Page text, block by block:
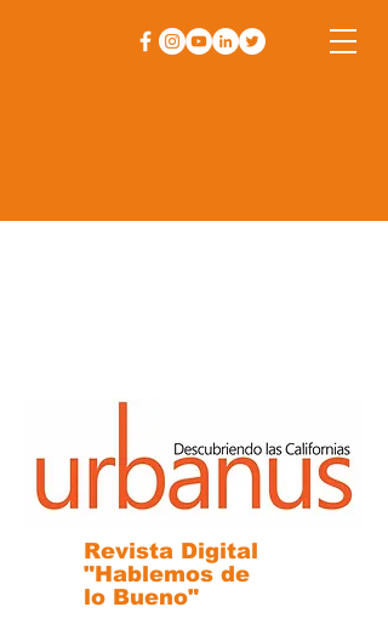
Revista Digital
"Hablemos de
lo Bueno"